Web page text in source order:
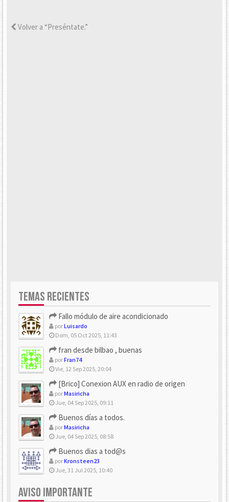
Volver a “Preséntate.”
TEMAS RECIENTES
Fallo módulo de aire acondicionado
porLuisardo
Dom, 05 Oct 2025, 11:43
fran desde bilbao , buenas
porFran74
Vie, 12 Sep 2025, 20:04
[Brico] Conexion AUX en radio de origen
porMasiricha
Jue, 04 Sep 2025, 09:11
Buenos días a todos.
porMasiricha
Jue, 04 Sep 2025, 08:58
Buenos dias a tod@s
porKronsteen23
Jue, 31 Jul 2025, 10:40
AVISO IMPORTANTE